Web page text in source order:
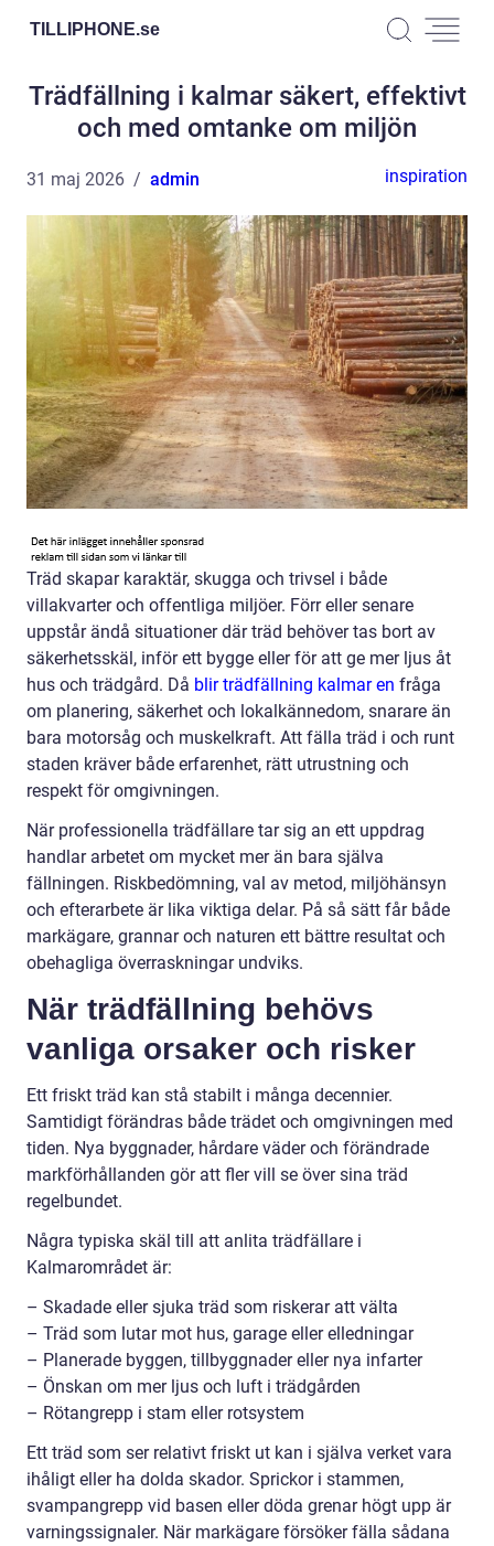
TILLIPHONE.se
Trädfällning i kalmar säkert, effektivt
och med omtanke om miljön
31 maj 2026 admin inspiration
Träd skapar karaktär, skugga och trivsel i både
villakvarter och offentliga miljöer. Förr eller senare
uppstår ändå situationer där träd behöver tas bort av
säkerhetsskäl, inför ett bygge eller för att ge mer ljus åt
hus och trädgård. Då blir trädfällning kalmar en fråga
om planering, säkerhet och lokalkännedom, snarare än
bara motorsåg och muskelkraft. Att fälla träd i och runt
staden kräver både erfarenhet, rätt utrustning och
respekt för omgivningen.
När professionella trädfällare tar sig an ett uppdrag
handlar arbetet om mycket mer än bara själva
fällningen. Riskbedömning, val av metod, miljöhänsyn
och efterarbete är lika viktiga delar. På så sätt får både
markägare, grannar och naturen ett bättre resultat och
obehagliga överraskningar undviks.
När trädfällning behövs
vanliga orsaker och risker
Ett friskt träd kan stå stabilt i många decennier.
Samtidigt förändras både trädet och omgivningen med
tiden. Nya byggnader, hårdare väder och förändrade
markförhållanden gör att fler vill se över sina träd
regelbundet.
Några typiska skäl till att anlita trädfällare i
Kalmarområdet är:
– Skadade eller sjuka träd som riskerar att välta
– Träd som lutar mot hus, garage eller elledningar
– Planerade byggen, tillbyggnader eller nya infarter
– Önskan om mer ljus och luft i trädgården
– Rötangrepp i stam eller rotsystem
Ett träd som ser relativt friskt ut kan i själva verket vara
ihåligt eller ha dolda skador. Sprickor i stammen,
svampangrepp vid basen eller döda grenar högt upp är
varningssignaler. När markägare försöker fälla sådana